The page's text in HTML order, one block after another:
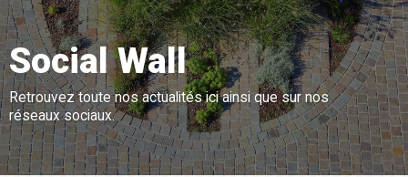
Social Wall
Retrouvez toute nos actualités ici ainsi que sur nos
réseaux sociaux.